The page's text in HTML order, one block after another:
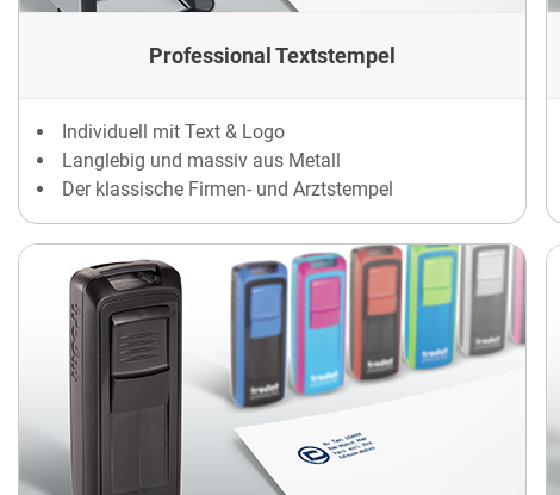
Professional Textstempel
Individuell mit Text & Logo
Langlebig und massiv aus Metall
Der klassische Firmen- und Arztstempel